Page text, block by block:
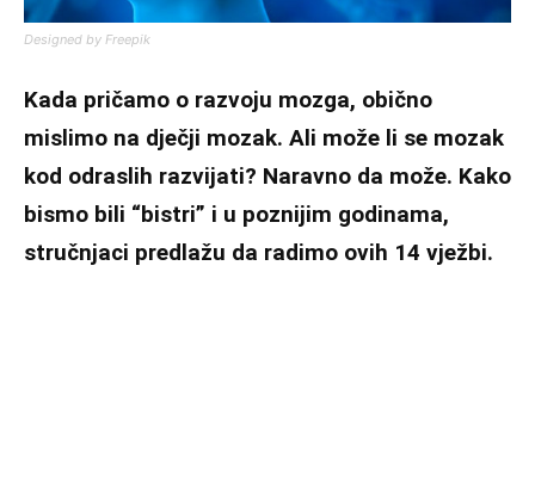
Designed by Freepik
Kada pričamo o razvoju mozga, obično
mislimo na dječji mozak. Ali može li se mozak
kod odraslih razvijati? Naravno da može. Kako
bismo bili “bistri” i u poznijim godinama,
stručnjaci predlažu da radimo ovih 14 vježbi.